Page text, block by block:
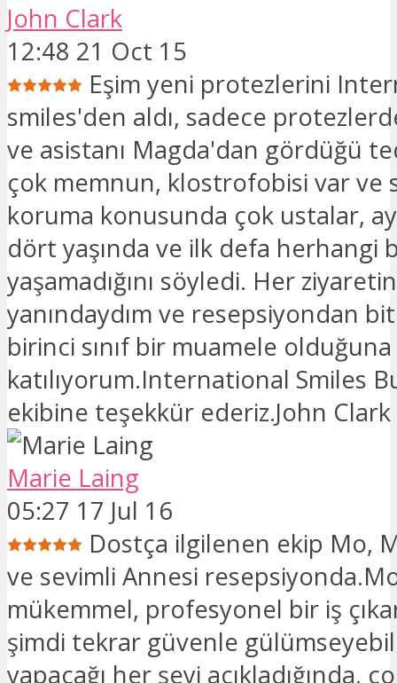
John Clark
12:48 21 Oct 15
Eşim yeni protezlerini
smiles'den aldı, sadece
ve asistanı Magda'dan gördüğü
çok memnun, klostrofobisi var ve
koruma konusunda çok ustalar,
dört yaşında ve ilk defa herhangi
yaşamadığını söyledi. Her
yanındaydım ve resepsiyondan
birinci sınıf bir muamele olduğuna
katılıyorum.International Smiles
ekibine teşekkür ederiz.John Clark
Marie Laing
05:27 17 Jul 16
Dostça ilgilenen ekip Mo,
ve sevimli Annesi
mükemmel, profesyonel bir iş
şimdi tekrar güvenle
yapacağı her şeyi açıkladığında,